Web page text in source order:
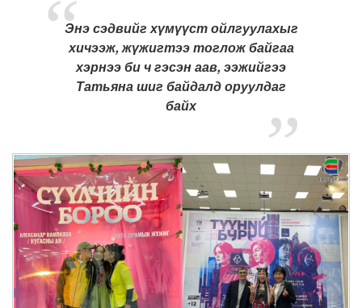
Энэ сэдвийг хүмүүст ойлгуулахыг
хичээж, жүжигтээ тоглож байгаа
хэрнээ би ч гэсэн аав, ээжийгээ
Татьяна шиг байдалд оруулдаг
байх